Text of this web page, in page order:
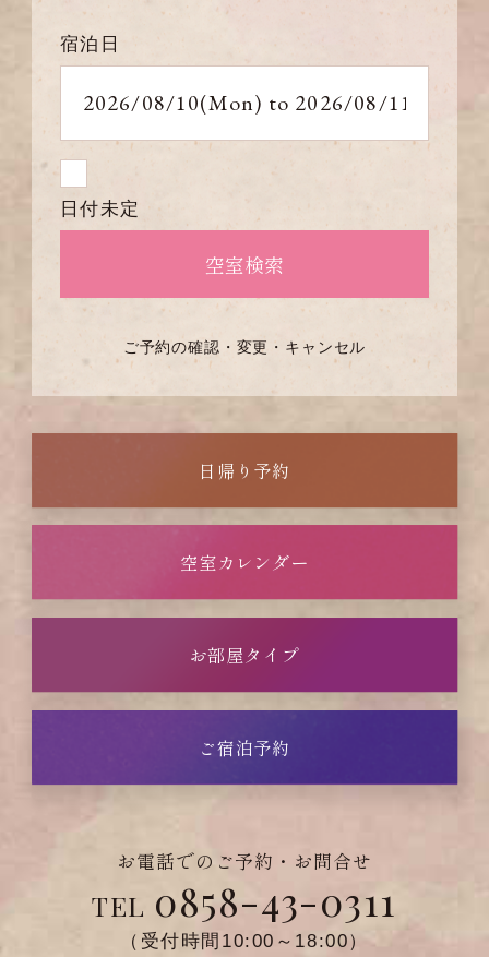
宿泊日
日付未定
ご予約の確認・変更・キャンセル
日帰り予約
空室カレンダー
お部屋タイプ
ご宿泊予約
お電話でのご予約・お問合せ
TEL 0858-43-0311
（受付時間10:00～18:00）